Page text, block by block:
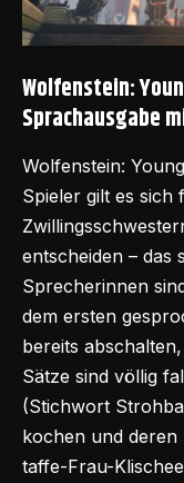
Wolfenstein:
Sprachausgabe
Wolfenstein:
Spieler gilt es sich
entscheiden – das
Sprecherinnen
dem ersten
bereits
Sätze sind völlig
(Stichwort
kochen und deren
taffe-Frau-